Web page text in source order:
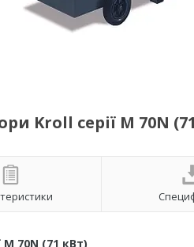
Kroll серії M 70N
M 70N (71 кВт)